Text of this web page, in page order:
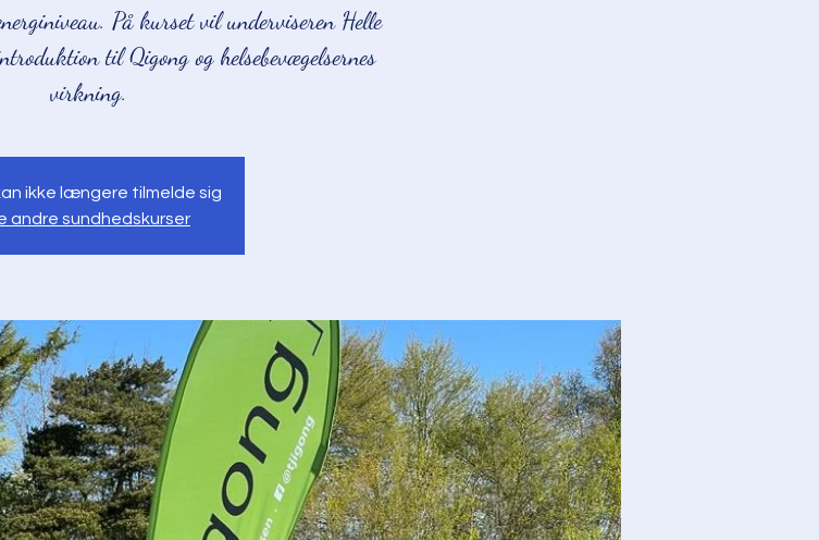
På kurset vil underviseren Helle
til Qigong og helsebevægelsernes
virkning.
ikke længere tilmelde sig
andre sundhedskurser